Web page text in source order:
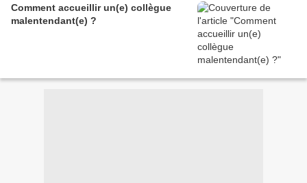
Comment accueillir un(e) collègue
malentendant(e) ?